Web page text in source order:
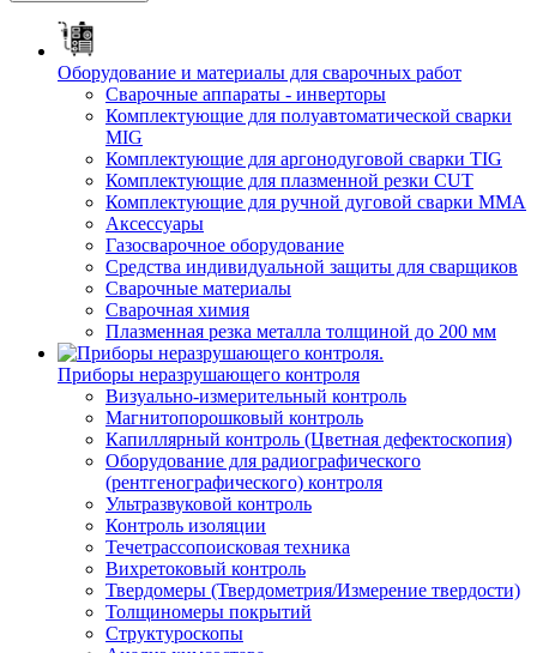
Оборудование и материалы для сварочных работ
Сварочные аппараты - инверторы
Комплектующие для полуавтоматической сварки
MIG
Комплектующие для аргонодуговой сварки TIG
Комплектующие для плазменной резки CUT
Комплектующие для ручной дуговой сварки MMA
Аксессуары
Газосварочное оборудование
Средства индивидуальной защиты для сварщиков
Сварочные материалы
Сварочная химия
Плазменная резка металла толщиной до 200 мм
Приборы неразрушающего контроля
Визуально-измерительный контроль
Магнитопорошковый контроль
Капиллярный контроль (Цветная дефектоскопия)
Оборудование для радиографического
(рентгенографического) контроля
Ультразвуковой контроль
Контроль изоляции
Течетрассопоисковая техника
Вихретоковый контроль
Твердомеры (Твердометрия/Измерение твердости)
Толщиномеры покрытий
Структуроскопы